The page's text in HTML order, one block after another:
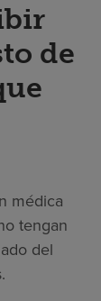
de
médica
tengan
del